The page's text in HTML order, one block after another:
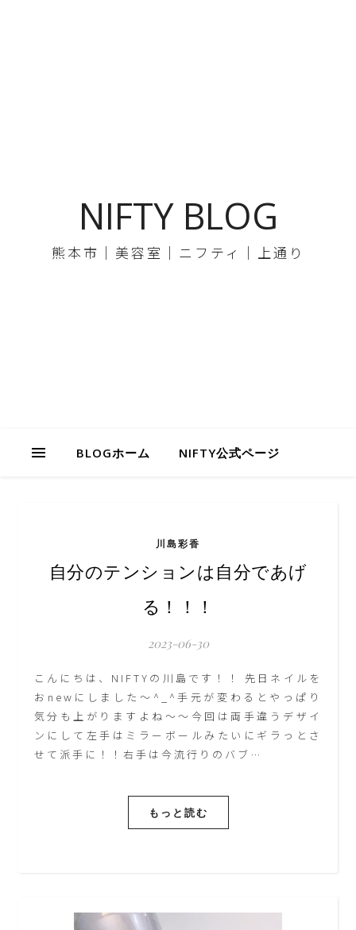
NIFTY BLOG
熊本市｜美容室｜ニフティ｜上通り
BLOGホーム NIFTY公式ページ
川島彩香
自分のテンションは自分であげ
る！！！
2023-06-30
こんにちは、NIFTYの川島です！！ 先日ネイルを
おnewにしました～^_^手元が変わるとやっぱり
気分も上がりますよね～～今回は両手違うデザイ
ンにして左手はミラーボールみたいにギラっとさ
せて派手に！！右手は今流行りのバブ…
もっと読む